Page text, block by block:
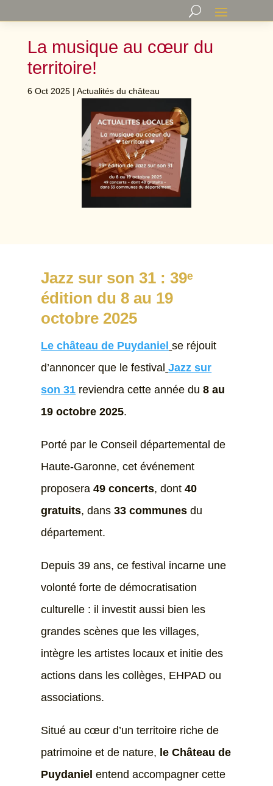
La musique au cœur du
territoire!
6 Oct 2025| Actualités du château
Jazz sur son 31 : 39ᵉ
édition du 8 au 19
octobre 2025
Le château de Puydaniel se réjouit
d’annoncer que le festival Jazz sur
son 31 reviendra cette année du8 au
19 octobre 2025.
Porté par le Conseil départemental de
Haute-Garonne, cet événement
proposera49 concerts, dont40
gratuits, dans33 communes du
département.
Depuis 39 ans, ce festival incarne une
volonté forte de démocratisation
culturelle : il investit aussi bien les
grandes scènes que les villages,
intègre les artistes locaux et initie des
actions dans les collèges, EHPAD ou
associations.
Situé au cœur d’un territoire riche de
patrimoine et de nature, le Château de
Puydanielentend accompagner cette